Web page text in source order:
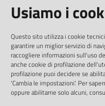
solo alle condizioni
comunitaria 2003/98/CE
SOCIAL
Instagram
Usiamo i
Questo sito utilizza i cookie
garantire un miglior servizio di
raccogliere informazioni sull'uso
anche cookie di profilazione
profilazione puoi decidere se
'Cambia le impostazioni'. Per
oppure abilitarne solo alcuni,